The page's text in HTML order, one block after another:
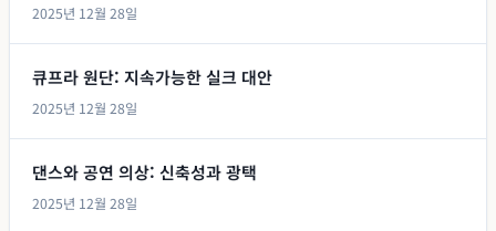
2025년 12월 28일
큐프라 원단: 지속가능한 실크 대안
2025년 12월 28일
댄스와 공연 의상: 신축성과 광택
2025년 12월 28일